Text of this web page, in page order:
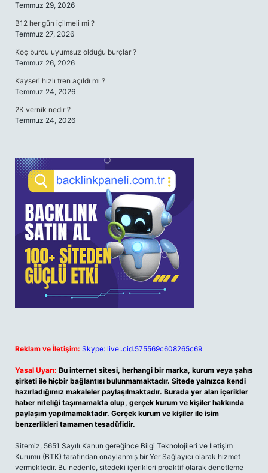
Temmuz 29, 2026
B12 her gün içilmeli mi ?
Temmuz 27, 2026
Koç burcu uyumsuz olduğu burçlar ?
Temmuz 26, 2026
Kayseri hızlı tren açıldı mı ?
Temmuz 24, 2026
2K vernik nedir ?
Temmuz 24, 2026
Reklam ve İletişim: Skype: live:.cid.575569c608265c69
Yasal Uyarı: Bu internet sitesi, herhangi bir marka, kurum veya şahıs
şirketi ile hiçbir bağlantısı bulunmamaktadır. Sitede yalnızca kendi
hazırladığımız makaleler paylaşılmaktadır. Burada yer alan içerikler
haber niteliği taşımamakta olup, gerçek kurum ve kişiler hakkında
paylaşım yapılmamaktadır. Gerçek kurum ve kişiler ile isim
benzerlikleri tamamen tesadüfidir.
Sitemiz, 5651 Sayılı Kanun gereğince Bilgi Teknolojileri ve İletişim
Kurumu (BTK) tarafından onaylanmış bir Yer Sağlayıcı olarak hizmet
vermektedir. Bu nedenle, sitedeki içerikleri proaktif olarak denetleme